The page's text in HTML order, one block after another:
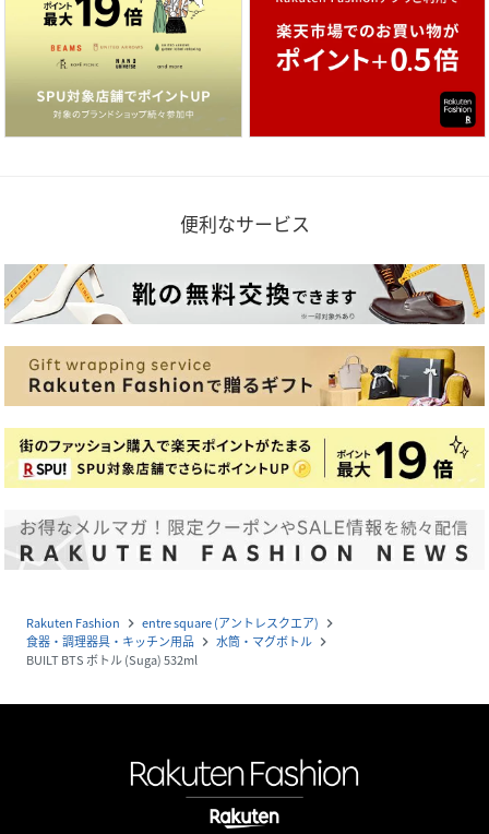
便利なサービス
Rakuten Fashion navigate_next entre square (アントレスクエア) navigate_next
食器・調理器具・キッチン用品 navigate_next 水筒・マグボトル navigate_next
BUILT BTS ボトル (Suga) 532ml